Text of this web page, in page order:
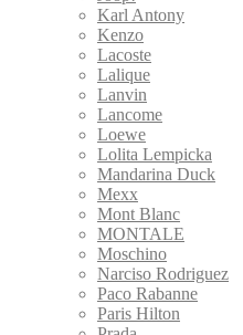
Karl Antony
Kenzo
Lacoste
Lalique
Lanvin
Lancome
Loewe
Lolita Lempicka
Mandarina Duck
Mexx
Mont Blanc
MONTALE
Moschino
Narciso Rodriguez
Paco Rabanne
Paris Hilton